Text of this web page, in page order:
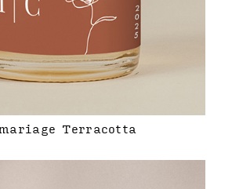
Terracotta